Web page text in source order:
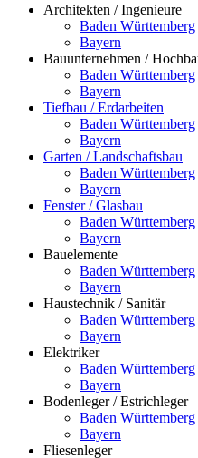
Architekten / Ingenieure
Baden Württemberg
Bayern
Bauunternehmen /
Baden Württemberg
Bayern
Tiefbau / Erdarbeiten
Baden Württemberg
Bayern
Garten / Landschaftsbau
Baden Württemberg
Bayern
Fenster / Glasbau
Baden Württemberg
Bayern
Bauelemente
Baden Württemberg
Bayern
Haustechnik / Sanitär
Baden Württemberg
Bayern
Elektriker
Baden Württemberg
Bayern
Bodenleger / Estrichleger
Baden Württemberg
Bayern
Fliesenleger